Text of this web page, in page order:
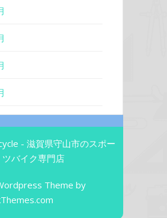
- 滋賀県守山市のスポー
ツバイク専門店
Theme by